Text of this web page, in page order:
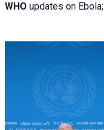
WHO updates on Ebola;